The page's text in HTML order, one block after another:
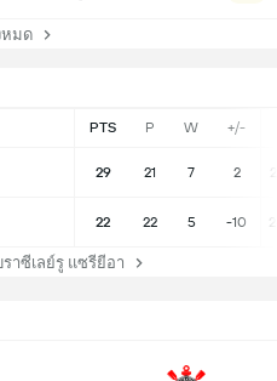
มด
PTS P W +/-
29 21 7 2
22 22 5 -10
าซีเลย์รู แซรียีอา